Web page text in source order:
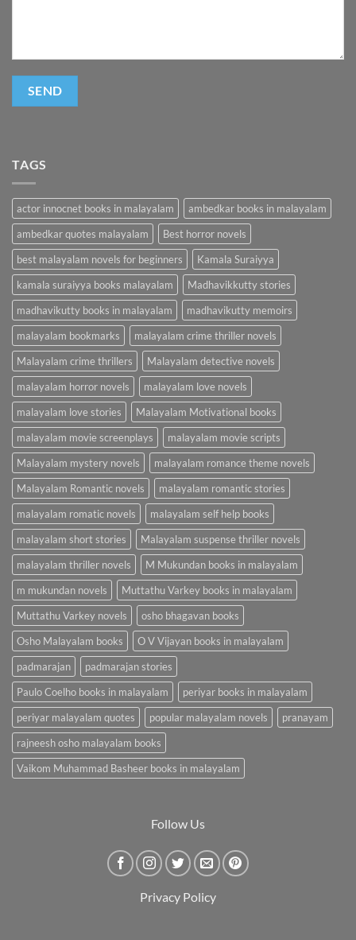
TAGS
actor innocnet books in malayalam
ambedkar books in malayalam
ambedkar quotes malayalam
Best horror novels
best malayalam novels for beginners
Kamala Suraiyya
kamala suraiyya books malayalam
Madhavikkutty stories
madhavikutty books in malayalam
madhavikutty memoirs
malayalam bookmarks
malayalam crime thriller novels
Malayalam crime thrillers
Malayalam detective novels
malayalam horror novels
malayalam love novels
malayalam love stories
Malayalam Motivational books
malayalam movie screenplays
malayalam movie scripts
Malayalam mystery novels
malayalam romance theme novels
Malayalam Romantic novels
malayalam romantic stories
malayalam romatic novels
malayalam self help books
malayalam short stories
Malayalam suspense thriller novels
malayalam thriller novels
M Mukundan books in malayalam
m mukundan novels
Muttathu Varkey books in malayalam
Muttathu Varkey novels
osho bhagavan books
Osho Malayalam books
O V Vijayan books in malayalam
padmarajan
padmarajan stories
Paulo Coelho books in malayalam
periyar books in malayalam
periyar malayalam quotes
popular malayalam novels
pranayam
rajneesh osho malayalam books
Vaikom Muhammad Basheer books in malayalam
Follow Us
Privacy Policy